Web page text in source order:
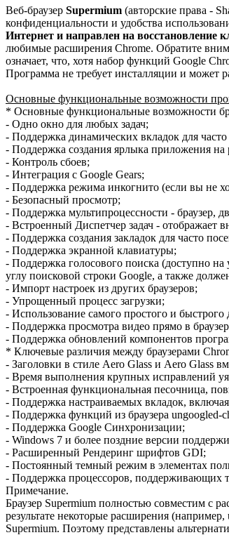
Bеб-браузер Supermium (авторские права -
конфиденциальности и удобства
Интернет и направлен на восстановление
любимые расширения Chrome. Обратите
означает, что, хотя набор функций Google
Программа не требует инсталляции и может
Основные функциональные возможности
* Основные функциональные возможности
- Одно окно для любых задач;
- Поддержка динамических вкладок для
- Поддержка создания ярлыка приложения
- Контроль сбоев;
- Интеграция с Google Gears;
- Поддержка режима инкогнито (если вы не
- Безопасный просмотр;
- Поддержка мультипроцессности - браузер,
- Встроенный Диспетчер задач - отображает
- Поддержка создания закладок для часто
- Поддержка экранной клавиатуры;
- Поддержка голосового поиска (доступно
углу поисковой строки Google, а также
- Импорт настроек из других браузеров;
- Упрощенный процесс загрузки;
- Использование самого простого и
- Поддержка просмотра видео прямо в
- Поддержка обновлений компонентов
* Ключевые различия между браузерами
- Заголовки в стиле Aero Glass и Aero Glass
- Время выполнения крупных исправлений
- Встроенная функциональная песочница,
- Поддержка настраиваемых вкладок,
- Поддержка функций из браузера ungoogled-
- Поддержка Google Синхронизации;
- Windows 7 и более поздние версии
- Расширенный Рендеринг шрифтов GDI;
- Постоянный темный режим в элементах
- Поддержка процессоров, поддерживающих
Примечание.
Браузер Supermium полностью совместим с
результате некоторые расширения
Supermium. Поэтому представлены